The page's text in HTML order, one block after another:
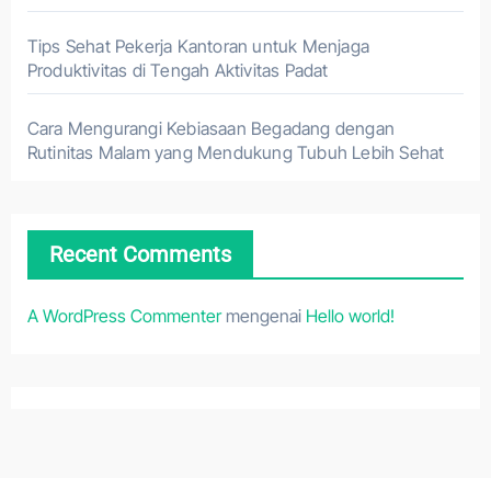
Tips Sehat Pekerja Kantoran untuk Menjaga
Produktivitas di Tengah Aktivitas Padat
Cara Mengurangi Kebiasaan Begadang dengan
Rutinitas Malam yang Mendukung Tubuh Lebih Sehat
Recent Comments
A WordPress Commentermengenai Hello world!